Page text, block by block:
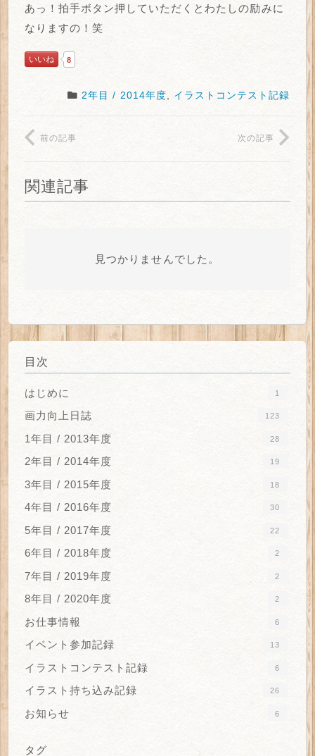
あっ！拍手ボタン押していただくとわたしの励みに
なりますの！笑
いいね 8
2年目 / 2014年度, イラストコンテスト記録
前の記事 次の記事
関連記事
見つかりませんでした。
目次
はじめに 1
画力向上日誌 123
1年目 / 2013年度 28
2年目 / 2014年度 19
3年目 / 2015年度 18
4年目 / 2016年度 30
5年目 / 2017年度 22
6年目 / 2018年度 2
7年目 / 2019年度 2
8年目 / 2020年度 2
お仕事情報 6
イベント参加記録 13
イラストコンテスト記録 6
イラスト持ち込み記録 26
お知らせ 6
タグ